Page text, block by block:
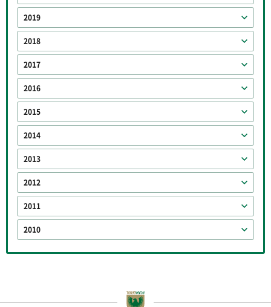
2019
2018
2017
2016
2015
2014
2013
2012
2011
2010